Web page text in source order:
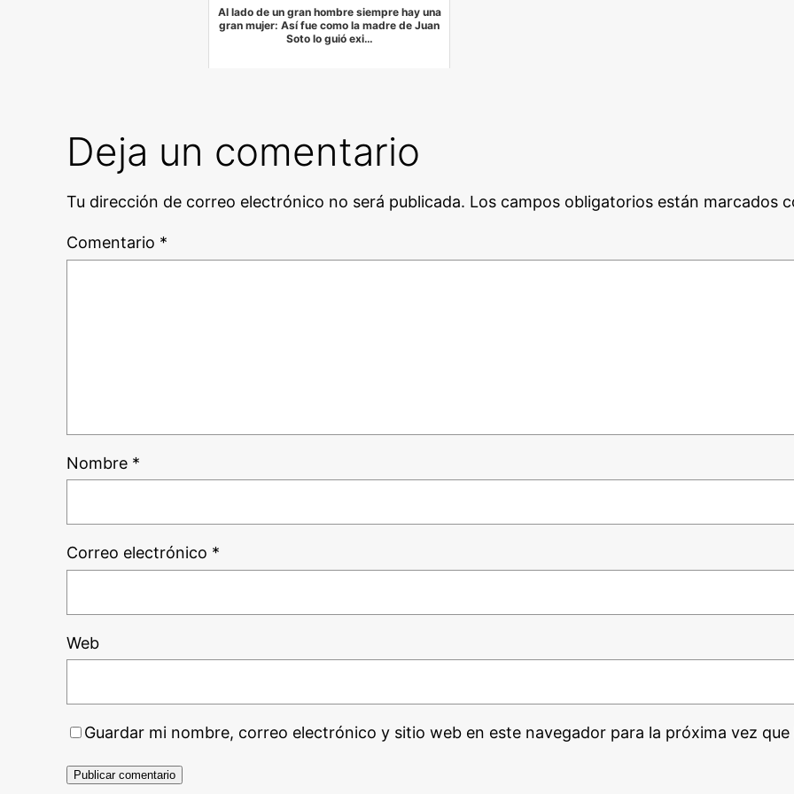
Al lado de un gran hombre siempre hay una
gran mujer: Así fue como la madre de Juan
Soto lo guió exi…
Deja un comentario
Tu dirección de correo electrónico no será publicada. Los campos obligatorios están marcados
Comentario *
Nombre *
Correo electrónico *
Web
Guardar mi nombre, correo electrónico y sitio web en este navegador para la próxima vez